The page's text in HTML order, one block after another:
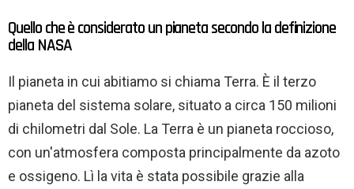
Quello che è considerato un pianeta secondo la definizione
della NASA
Il pianeta in cui abitiamo si chiama Terra. È il terzo
pianeta del sistema solare, situato a circa 150 milioni
di chilometri dal Sole. La Terra è un pianeta roccioso,
con un'atmosfera composta principalmente da azoto
e ossigeno. Lì la vita è stata possibile grazie alla